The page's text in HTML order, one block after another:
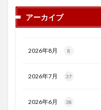
アーカイブ
2026年8月 8
2026年7月 37
2026年6月 38